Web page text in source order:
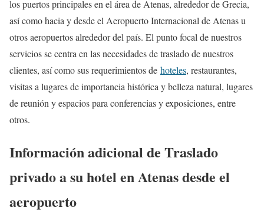
los puertos principales en el área de Atenas, alrededor de Grecia,
así como hacia y desde el Aeropuerto Internacional de Atenas u
otros aeropuertos alrededor del país. El punto focal de nuestros
servicios se centra en las necesidades de traslado de nuestros
clientes, así como sus requerimientos de hoteles, restaurantes,
visitas a lugares de importancia histórica y belleza natural, lugares
de reunión y espacios para conferencias y exposiciones, entre
otros.
Información adicional de Traslado
privado a su hotel en Atenas desde el
aeropuerto